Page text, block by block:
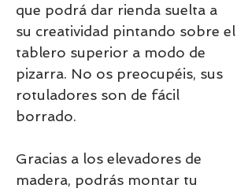
que podrá dar rienda suelta a
su creatividad pintando sobre el
tablero superior a modo de
pizarra. No os preocupéis, sus
rotuladores son de fácil
borrado.
Gracias a los elevadores de
madera, podrás montar tu